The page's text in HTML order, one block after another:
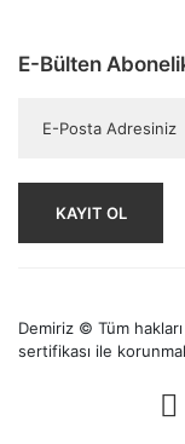
E-Bülten
KAYIT OL
Demiriz © Tüm
sertifikası ile